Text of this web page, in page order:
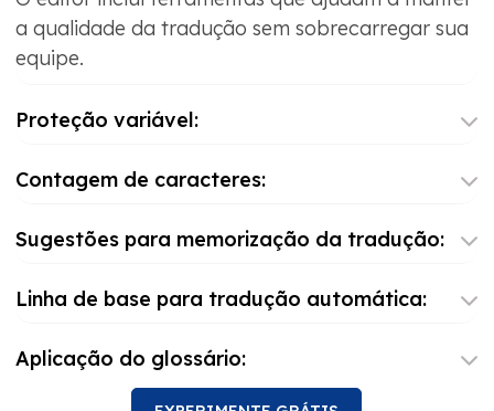
a qualidade da tradução sem sobrecarregar sua
equipe.
Proteção variável:
Contagem de caracteres:
Sugestões para memorização da tradução:
Linha de base para tradução automática:
Aplicação do glossário: